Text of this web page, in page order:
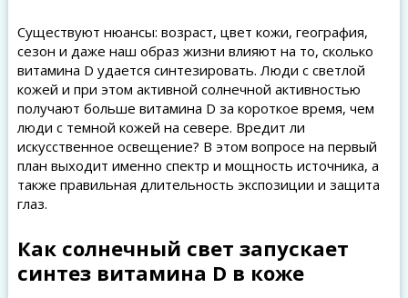
Существуют нюансы: возраст, цвет кожи, география,
сезон и даже наш образ жизни влияют на то, сколько
витамина D удается синтезировать. Люди с светлой
кожей и при этом активной солнечной активностью
получают больше витамина D за короткое время, чем
люди с темной кожей на севере. Вредит ли
искусственное освещение? В этом вопросе на первый
план выходит именно спектр и мощность источника, а
также правильная длительность экспозиции и защита
глаз.
Как солнечный свет запускает
синтез витамина D в коже